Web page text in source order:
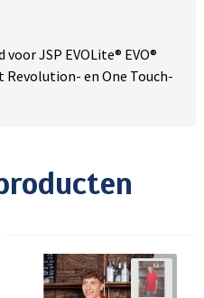
JSP EVOLite® EVO®
en One Touch-